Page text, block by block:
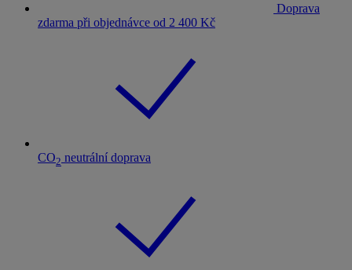
Doprava
zdarma při objednávce od 2 400 Kč
CO2 neutrální doprava